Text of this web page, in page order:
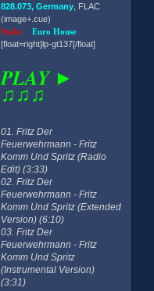
828.073, Germany , FLAC
(image+.cue)
Style:Euro House
[float=right]lp-gt137[/float]
PLAY ►
♫♫♫
01. Fritz Der
Feuerwehrmann - Fritz
Komm Und Spritz (Radio
Edit) (3:33)
02. Fritz Der
Feuerwehrmann - Fritz
Komm Und Spritz (Extended
Version) (6:10)
03. Fritz Der
Feuerwehrmann - Fritz
Komm Und Spritz
(Instrumental Version)
(3:31)